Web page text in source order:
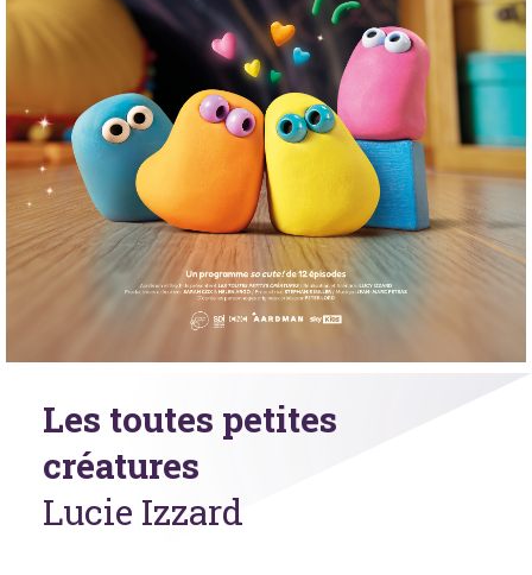
Les toutes petites
créatures
Lucie Izzard